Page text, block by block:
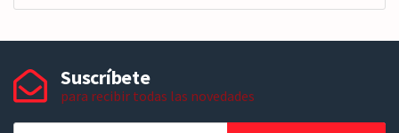
Suscríbete
para recibir todas las novedades